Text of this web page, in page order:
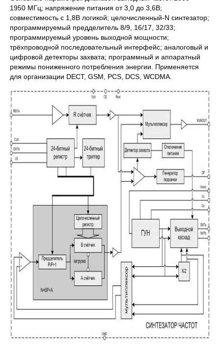
1950 МГц; напряжение питания от 3,0 до 3,6В;
совместимость с 1,8В логикой; целочисленный-N синтезатор;
программируемый предделитель 8/9, 16/17, 32/33;
программируемый уровень выходной мощности;
трёхпроводной последовательный интерфейс; аналоговый и
цифровой детекторы захвата; программный и аппаратный
режимы пониженного потребления энергии. Применяется
для организации DECT, GSM, PCS, DCS, WCDMA.